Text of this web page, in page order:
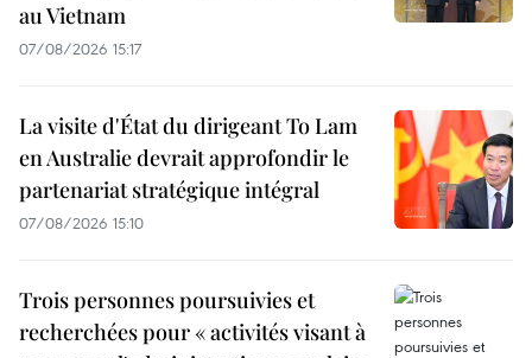
au Vietnam
07/08/2026 15:17
La visite d'État du dirigeant To Lam
en Australie devrait approfondir le
partenariat stratégique intégral
07/08/2026 15:10
Trois personnes poursuivies et
recherchées pour « activités visant à